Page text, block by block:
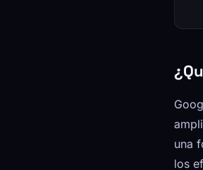
una
los